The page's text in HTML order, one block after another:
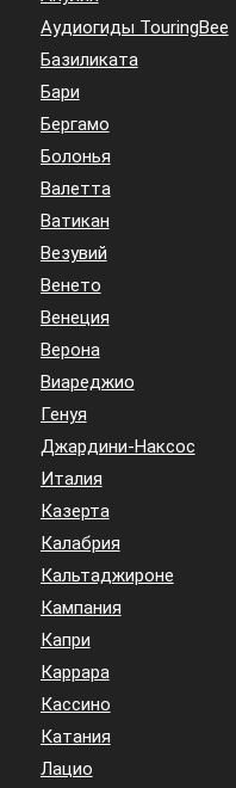
Аудиогиды TouringBee
Базиликата
Бари
Бергамо
Болонья
Валетта
Ватикан
Везувий
Венето
Венеция
Верона
Виареджио
Генуя
Джардини-Наксос
Италия
Казерта
Калабрия
Кальтаджироне
Кампания
Капри
Каррара
Кассино
Катания
Лацио